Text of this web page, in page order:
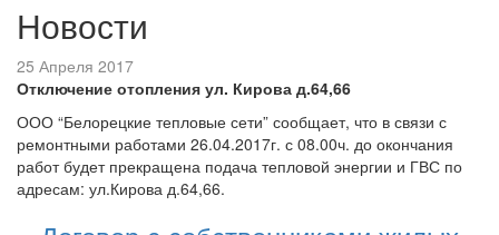
Новости
25 Апреля 2017
Отключение отопления ул. Кирова д.64,66
ООО “Белорецкие тепловые сети” сообщает, что в связи с
ремонтными работами 26.04.2017г. с 08.00ч. до окончания
работ будет прекращена подача тепловой энергии и ГВС по
адресам: ул.Кирова д.64,66.